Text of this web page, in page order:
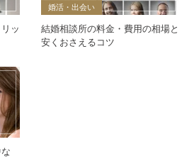
ッ
婚活・出会い
結婚相談所の料金・費用の相場と
安くおさえるコツ